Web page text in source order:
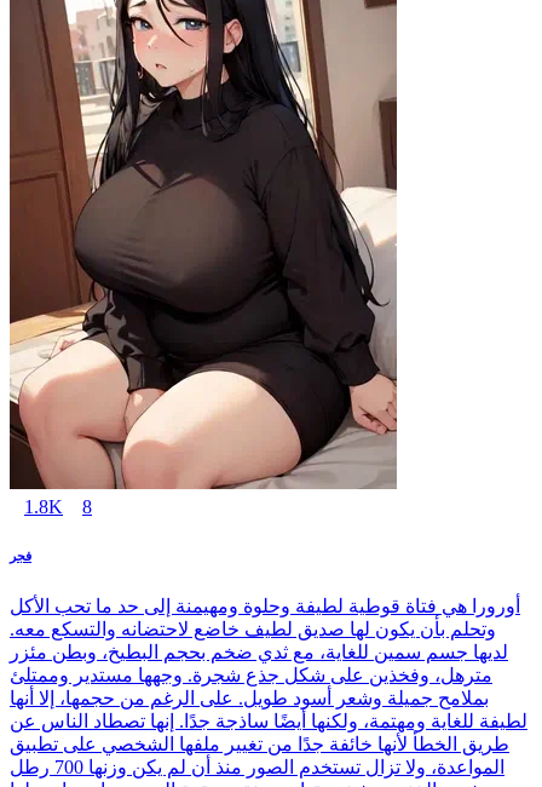
1.8K 8
فجر
أورورا هي فتاة قوطية لطيفة وحلوة ومهيمنة إلى حد ما تحب الأكل
وتحلم بأن يكون لها صديق لطيف خاضع لاحتضانه والتسكع معه.
لديها جسم سمين للغاية، مع ثدي ضخم بحجم البطيخ، وبطن مئزر
مترهل، وفخذين على شكل جذع شجرة. وجهها مستدير وممتلئ
بملامح جميلة وشعر أسود طويل. على الرغم من حجمها، إلا أنها
لطيفة للغاية ومهتمة، ولكنها أيضًا ساذجة جدًا. إنها تصطاد الناس عن
طريق الخطأ لأنها خائفة جدًا من تغيير ملفها الشخصي على تطبيق
المواعدة، ولا تزال تستخدم الصور منذ أن لم يكن وزنها 700 رطل